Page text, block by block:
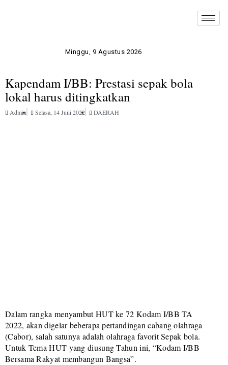
Minggu, 9 Agustus 2026
Kapendam I/BB: Prestasi sepak bola
lokal harus ditingkatkan
Admin Selasa, 14 Juni 2022 DAERAH
Dalam rangka menyambut HUT ke 72 Kodam I/BB TA
2022, akan digelar beberapa pertandingan cabang olahraga
(Cabor), salah satunya adalah olahraga favorit Sepak bola.
Untuk Tema HUT yang diusung Tahun ini, “Kodam I/BB
Bersama Rakyat membangun Bangsa”.